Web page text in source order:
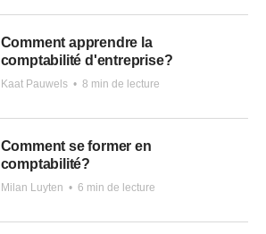
Comment apprendre la
comptabilité d'entreprise?
Kaat Pauwels • 8 min de lecture
Comment se former en
comptabilité?
Milan Luyten • 6 min de lecture